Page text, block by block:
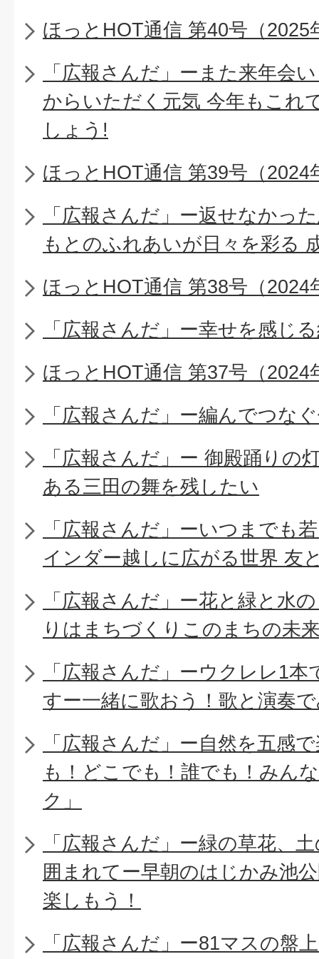
ほっとHOT通信 第40号（2025
「広報さんだ」ーまた来年会
からいただく元気 今年もこれ
しょう!
ほっとHOT通信 第39号（2024
「広報さんだ」ー返せなかっ
もとのふれあいが日々を彩る
ほっとHOT通信 第38号（2024
「広報さんだ」ー幸せを感じ
ほっとHOT通信 第37号（2024
「広報さんだ」ー編んでつな
「広報さんだ」ー 御殿踊りの
ある三田の舞を残したい
「広報さんだ」ーいつまでも
インダー越しに広がる世界 友
「広報さんだ」ー花と緑と水
りはまちづくりこのまちの未
「広報さんだ」ーウクレレ1
すー一緒に歌おう！歌と演奏
「広報さんだ」ー自然を五感
も！どこでも！誰でも！みん
ク」
「広報さんだ」ー緑の草花、
囲まれてー早朝のはじかみ池
楽しもう！
「広報さんだ」ー81マスの盤